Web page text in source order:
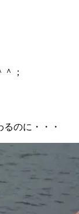
；
のに・・・